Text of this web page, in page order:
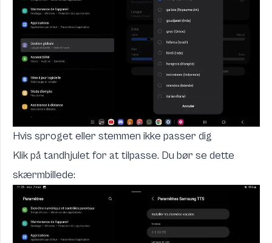
Hvis sproget eller stemmen ikke passer dig
Klik på tandhjulet for at tilpasse. Du bør se dette
skærmbillede: